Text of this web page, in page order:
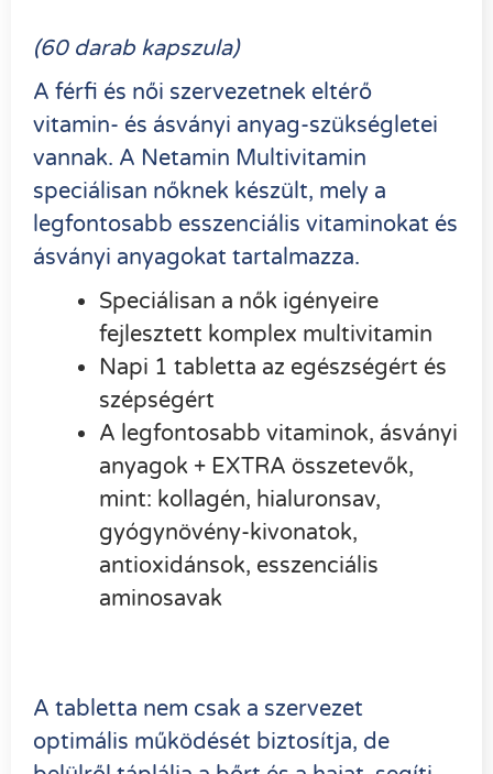
(60 darab kapszula)
A férfi és női szervezetnek eltérő
vitamin- és ásványi anyag-szükségletei
vannak. A Netamin Multivitamin
speciálisan nőknek készült, mely a
legfontosabb esszenciális vitaminokat és
ásványi anyagokat tartalmazza.
Speciálisan a nők igényeire
fejlesztett komplex multivitamin
Napi 1 tabletta az egészségért és
szépségért
A legfontosabb vitaminok, ásványi
anyagok + EXTRA összetevők,
mint: kollagén, hialuronsav,
gyógynövény-kivonatok,
antioxidánsok, esszenciális
aminosavak
A tabletta nem csak a szervezet
optimális működését biztosítja, de